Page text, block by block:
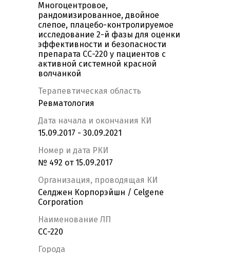
Многоцентровое,
рандомизированное, двойное
слепое, плацебо-контролируемое
исследование 2-й фазы для оценки
эффективности и безопасности
препарата СС-220 у пациентов с
активной системной красной
волчанкой
Терапевтическая область
Ревматология
Дата начала и окончания КИ
15.09.2017 - 30.09.2021
Номер и дата РКИ
№ 492 от 15.09.2017
Организация, проводящая КИ
Селджен Корпорэйшн / Celgenе
Corporation
Наименование ЛП
СС-220
Города